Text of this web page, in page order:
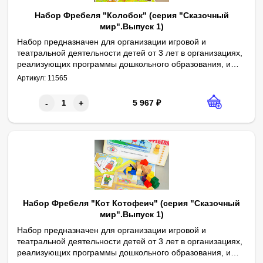
Набор Фребеля "Колобок" (серия "Сказочный
мир".Выпуск 1)
Набор предназначен для организации игровой и
театральной деятельности детей от 3 лет в организациях,
реализующих программы дошкольного образования, и
дома. Может быть использован в качестве игрового,
следующих образовательных областях: речевое развитие,
социально-коммуникативное развитие, познавательное
Габаритные размеры в упаковке (дл.*шир.*выс.), см: 31*21,5*5.
Комплектность: декорации формата А4 – 2 шт., карточки с
Игровой набор разработан в соответствии с
Артикул: 11565
- + 5 967 ₽
Набор Фребеля "Кот Котофеич" (серия "Сказочный
мир".Выпуск 1)
Набор предназначен для организации игровой и
театральной деятельности детей от 3 лет в организациях,
реализующих программы дошкольного образования, и